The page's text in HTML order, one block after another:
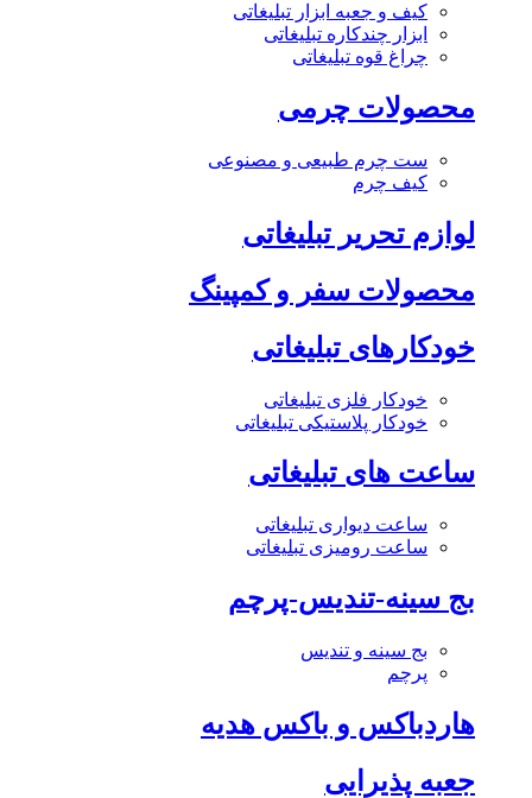
کیف و جعبه ابزار تبلیغاتی
ابزار چندکاره تبلیغاتی
چراغ قوه تبلیغاتی
محصولات چرمی
ست چرم طبیعی و مصنوعی
کیف چرم
لوازم تحریر تبلیغاتی
محصولات سفر و کمپینگ
خودکارهای تبلیغاتی
خودکار فلزی تبلیغاتی
خودکار پلاستیکی تبلیغاتی
ساعت های تبلیغاتی
ساعت دیواری تبلیغاتی
ساعت رومیزی تبلیغاتی
بج سینه-تندیس-پرچم
بج سینه و تندیس
پرچم
هاردباکس و باکس هدیه
جعبه پذیرایی